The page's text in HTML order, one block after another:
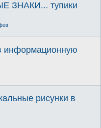
ЗНАКИ... тупики
информационную
рисунки в